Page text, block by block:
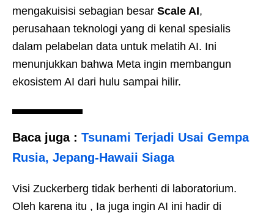
mengakuisisi sebagian besar Scale AI,
perusahaan teknologi yang di kenal spesialis
dalam pelabelan data untuk melatih AI. Ini
menunjukkan bahwa Meta ingin membangun
ekosistem AI dari hulu sampai hilir.
Baca juga : Tsunami Terjadi Usai Gempa
Rusia, Jepang-Hawaii Siaga
Visi Zuckerberg tidak berhenti di laboratorium.
Oleh karena itu , Ia juga ingin AI ini hadir di